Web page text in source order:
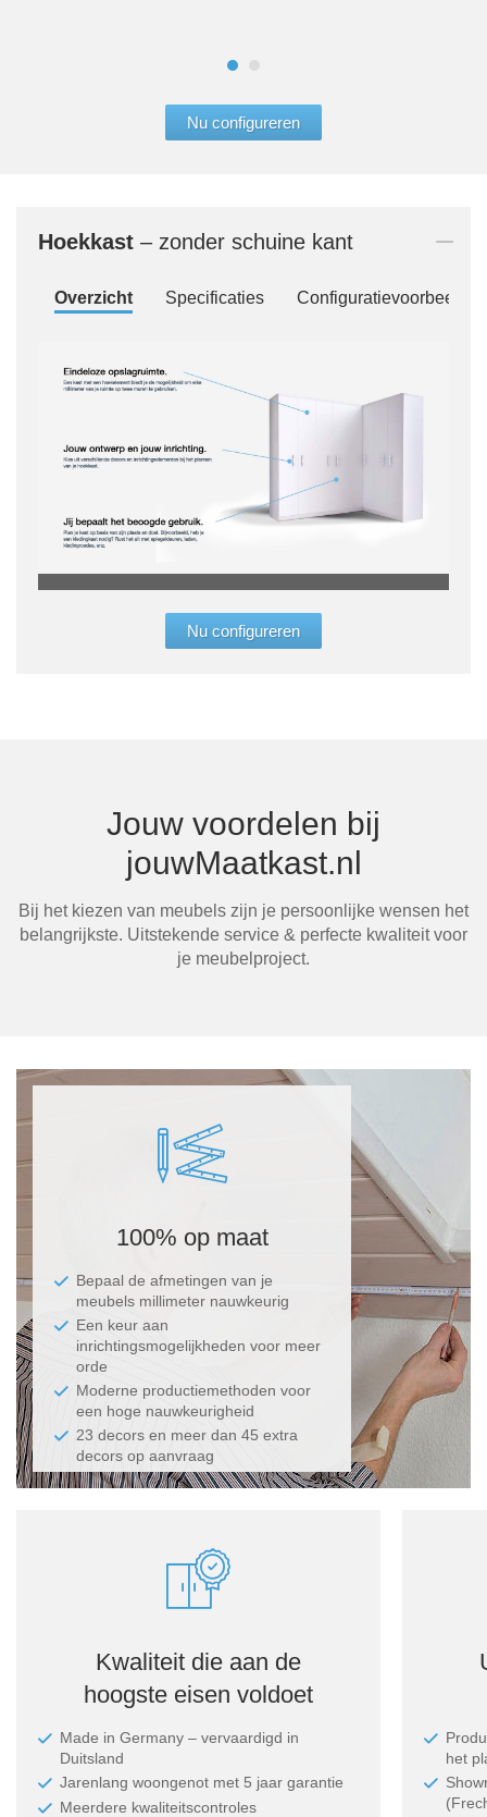
Nu configureren
Hoekkast – zonder schuine kant
Overzicht Specificaties Configuratievoorbeelden
Nu configureren
Jouw voordelen bij
jouwMaatkast.nl
Bij het kiezen van meubels zijn je persoonlijke wensen het
belangrijkste. Uitstekende service & perfecte kwaliteit voor
je meubelproject.
100% op maat
Bepaal de afmetingen van je
meubels millimeter nauwkeurig
Een keur aan
inrichtingsmogelijkheden voor meer
orde
Moderne productiemethoden voor
een hoge nauwkeurigheid
23 decors en meer dan 45 extra
decors op aanvraag
Kwaliteit die aan de
hoogste eisen voldoet
Made in Germany ‒ vervaardigd in
Duitsland
Jarenlang woongenot met 5 jaar garantie
Meerdere kwaliteitscontroles
het